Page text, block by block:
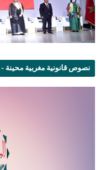
نصوص قانونية مغربية محينة - أكثر من